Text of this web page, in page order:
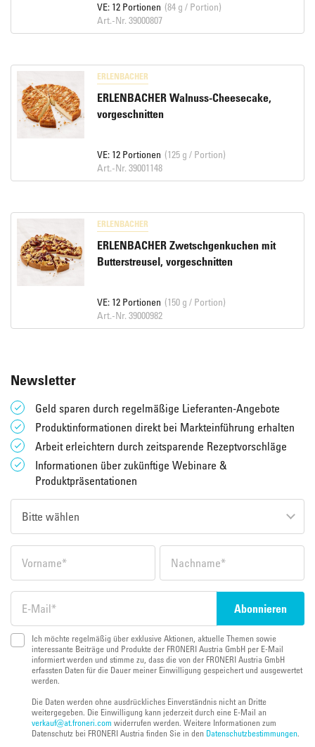
VE: 12 Portionen (84 g / Portion)
Art.-Nr. 39000807
ERLENBACHER
ERLENBACHER Walnuss-Cheesecake,
vorgeschnitten
VE: 12 Portionen (125 g / Portion)
Art.-Nr. 39001148
ERLENBACHER
ERLENBACHER Zwetschgenkuchen mit
Butterstreusel, vorgeschnitten
VE: 12 Portionen (150 g / Portion)
Art.-Nr. 39000982
Newsletter
Geld sparen durch regelmäßige Lieferanten-Angebote
Produktinformationen direkt bei Markteinführung erhalten
Arbeit erleichtern durch zeitsparende Rezeptvorschläge
Informationen über zukünftige Webinare &
Produktpräsentationen
Ich möchte regelmäßig über exklusive Aktionen, aktuelle Themen sowie
interessante Beiträge und Produkte der FRONERI Austria GmbH per E-Mail
informiert werden und stimme zu, dass die von der FRONERI Austria GmbH
erfassten Daten für die Dauer meiner Einwilligung gespeichert und ausgewertet
werden.
Die Daten werden ohne ausdrückliches Einverständnis nicht an Dritte
weitergegeben. Die Einwilligung kann jederzeit durch eine E-Mail an
verkauf@at.froneri.com widerrufen werden. Weitere Informationen zum
Datenschutz bei FRONERI Austria finden Sie in den Datenschutzbestimmungen.